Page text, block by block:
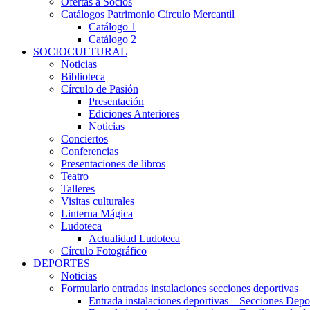
Catálogos Patrimonio Círculo Mercantil
Catálogo 1
Catálogo 2
SOCIOCULTURAL
Noticias
Biblioteca
Círculo de Pasión
Presentación
Ediciones Anteriores
Noticias
Conciertos
Conferencias
Presentaciones de libros
Teatro
Talleres
Visitas culturales
Linterna Mágica
Ludoteca
Actualidad Ludoteca
Círculo Fotográfico
DEPORTES
Noticias
Formulario entradas instalaciones secciones deportivas
Entrada instalaciones deportivas – Secciones